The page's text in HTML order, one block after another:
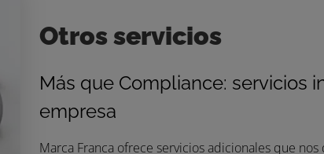
Otros servicios
Más que Compliance: servicios
empresa
Marca Franca ofrece servicios adicionales que